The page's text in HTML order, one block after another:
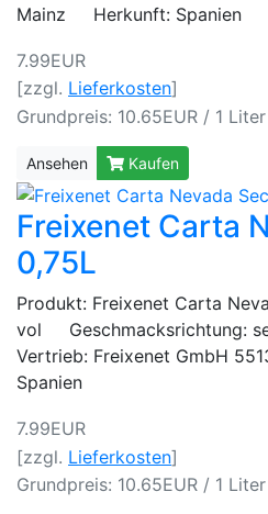
Mainz Herkunft: Spanien
7.99EUR
[zzgl. Lieferkosten]
Grundpreis: 10.65EUR / 1 Liter
Ansehen Kaufen
Freixenet Carta
0,75L
Produkt: Freixenet Carta
vol Geschmacksrichtung:
Vertrieb: Freixenet GmbH
Spanien
7.99EUR
[zzgl. Lieferkosten]
Grundpreis: 10.65EUR / 1 Liter